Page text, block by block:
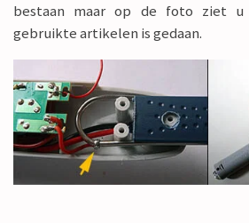
bestaan maar op de foto ziet
gebruikte artikelen is gedaan.